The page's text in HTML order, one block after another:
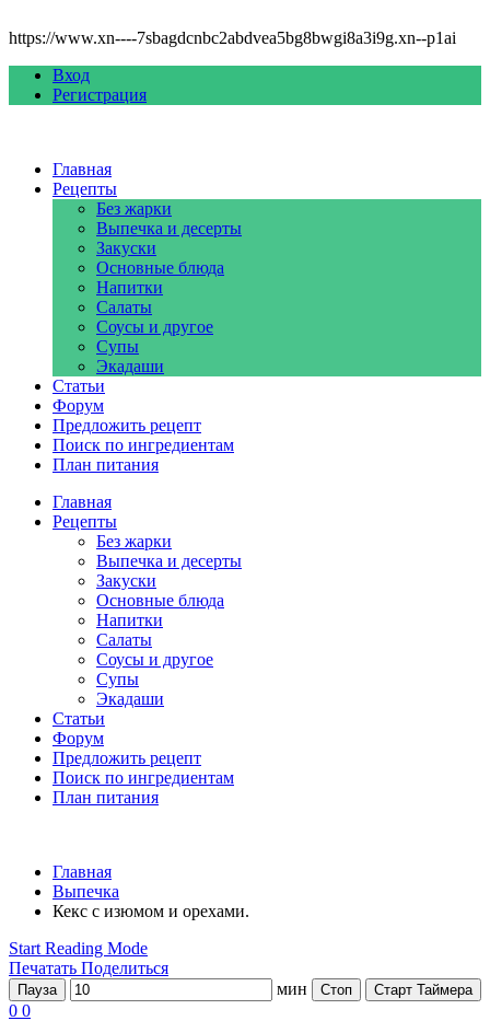
https://www.xn----7sbagdcnbc2abdvea5bg8bwgi8a3i9g.xn--p1ai
Вход
Регистрация
Главная
Рецепты
Без жарки
Выпечка и десерты
Закуски
Основные блюда
Напитки
Салаты
Соусы и другое
Супы
Экадаши
Статьи
Форум
Предложить рецепт
Поиск по ингредиентам
План питания
Главная
Рецепты
Без жарки
Выпечка и десерты
Закуски
Основные блюда
Напитки
Салаты
Соусы и другое
Супы
Экадаши
Статьи
Форум
Предложить рецепт
Поиск по ингредиентам
План питания
Главная
Выпечка
Кекс с изюмом и орехами.
Start Reading Mode
Печатать Поделиться
Пауза мин Стоп Старт Таймера
0 0